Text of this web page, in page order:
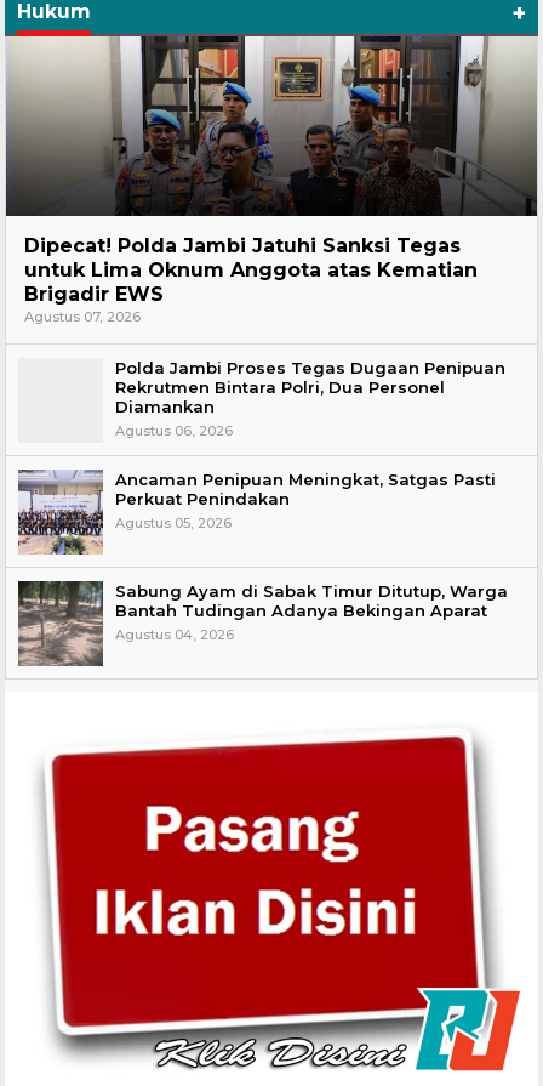
Hukum +
Dipecat! Polda Jambi Jatuhi Sanksi Tegas
untuk Lima Oknum Anggota atas Kematian
Brigadir EWS
Agustus 07, 2026
Polda Jambi Proses Tegas Dugaan Penipuan
Rekrutmen Bintara Polri, Dua Personel
Diamankan
Agustus 06, 2026
Ancaman Penipuan Meningkat, Satgas Pasti
Perkuat Penindakan
Agustus 05, 2026
Sabung Ayam di Sabak Timur Ditutup, Warga
Bantah Tudingan Adanya Bekingan Aparat
Agustus 04, 2026